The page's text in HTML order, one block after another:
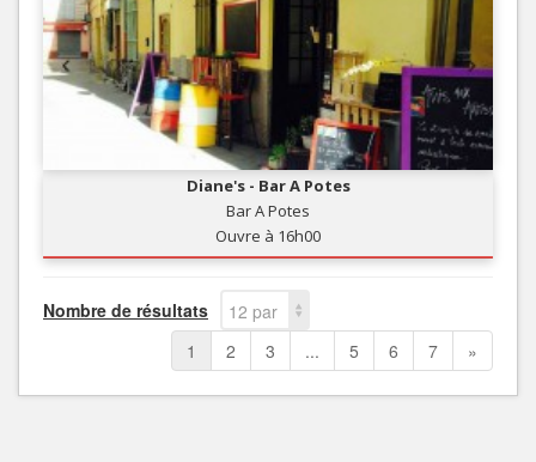
Diane's - Bar A Potes
Bar A Potes
Ouvre à 16h00
Nombre de résultats
12 par
page
1 2 3 ... 5 6 7 »